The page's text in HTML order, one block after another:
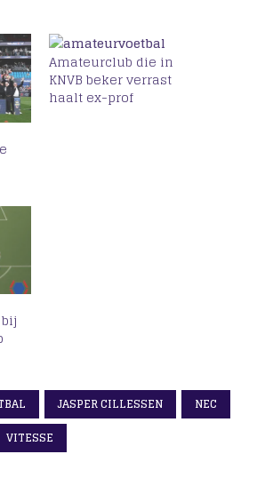
Amateurclub die in
KNVB beker verrast
haalt ex-prof
JASPER CILLESSEN
NEC
VITESSE